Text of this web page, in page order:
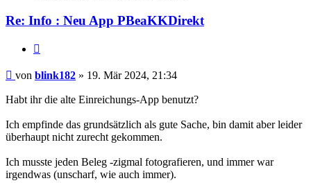
Re: Info : Neu App PBeaKKDirekt
Beitrag
von blink182 » 19. Mär 2024, 21:34
Habt ihr die alte Einreichungs-App benutzt?
Ich empfinde das grundsätzlich als gute Sache, bin damit aber leider
überhaupt nicht zurecht gekommen.
Ich musste jeden Beleg -zigmal fotografieren, und immer war
irgendwas (unscharf, wie auch immer).